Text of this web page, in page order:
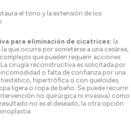
el tono y la extensión de los
para eliminación de cicatrices: la
que ocurre por someterse a una cesárea,
que pueden requerir acciones
La cirugía reconstructiva es solicitada por
o falta de confianza por una
hipertrófica o con queloides,
ligera o ropa de baño. Se puede recurrir
no quirúrgica ni invasiva) como
no es el deseado, la otra opción